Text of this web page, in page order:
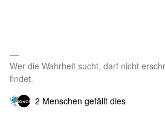
Wer die Wahrheit sucht, darf nicht
findet.
2 Menschen gefällt dies